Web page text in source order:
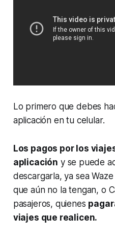
Lo primero que debes
aplicación en tu celular.
Los pagos por los
aplicación y se puede
descargarla, ya sea
que aún no la tengan, o
pasajeros, quienes
viajes que realicen.